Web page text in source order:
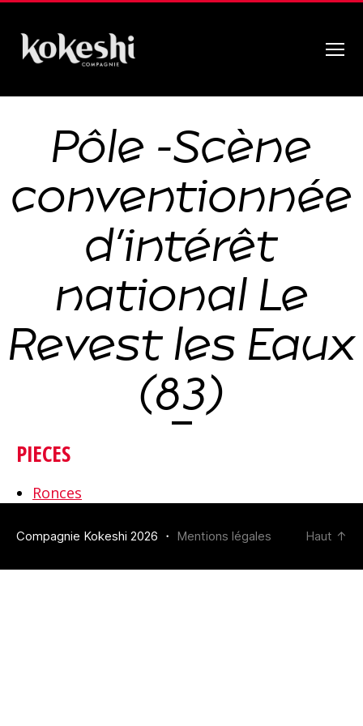
Kokeshi
Pôle -Scène
conventionnée
d’intérêt
national Le
Revest les Eaux
(83)
PIECES
Ronces
Compagnie Kokeshi 2026 ・ Mentions légales Haut ↑